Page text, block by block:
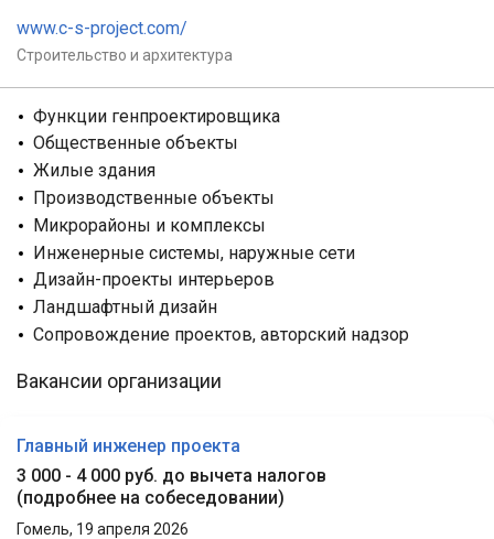
www.c-s-project.com/
Строительство и архитектура
Функции генпроектировщика
Общественные объекты
Жилые здания
Производственные объекты
Микрорайоны и комплексы
Инженерные системы, наружные сети
Дизайн-проекты интерьеров
Ландшафтный дизайн
Сопровождение проектов, авторский надзор
Вакансии организации
Главный инженер проекта
3 000 - 4 000 руб. до вычета налогов
(подробнее на собеседовании)
Гомель, 19 апреля 2026